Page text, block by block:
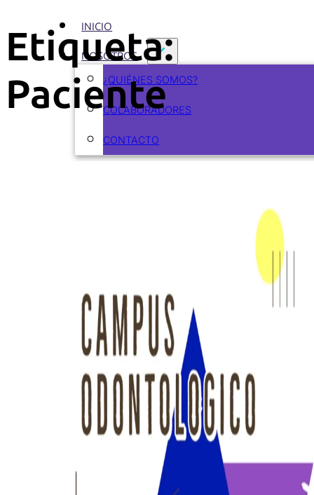
INICIO
NOSOTROS
¿QUIÉNES SOMOS?
COLABORADORES
CONTACTO
RECURSOS
EBOOKS
PODCASTS
VIDEOS
DESCARGAS
Etiqueta:
Paciente